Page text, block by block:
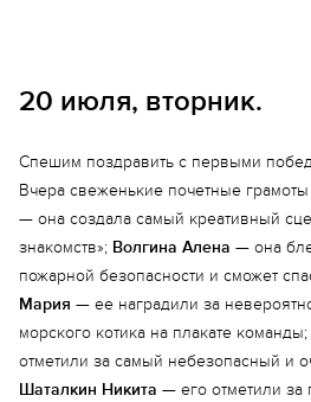
20 июля, вторник.
Спешим поздравить с первыми
Вчера свеженькие почетные
— она создала самый креативный
знакомств»; Волгина Алена — она
пожарной безопасности и сможет
Мария — ее наградили за
морского котика на плакате команды;
отметили за самый небезопасный и
Шаталкин Никита — его отметили